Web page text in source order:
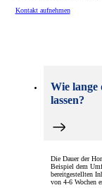
Kontakt aufnehmen
Wie lange
lassen?
Die Dauer der
Beispiel dem
bereitgestellten
von 4-6 Wochen